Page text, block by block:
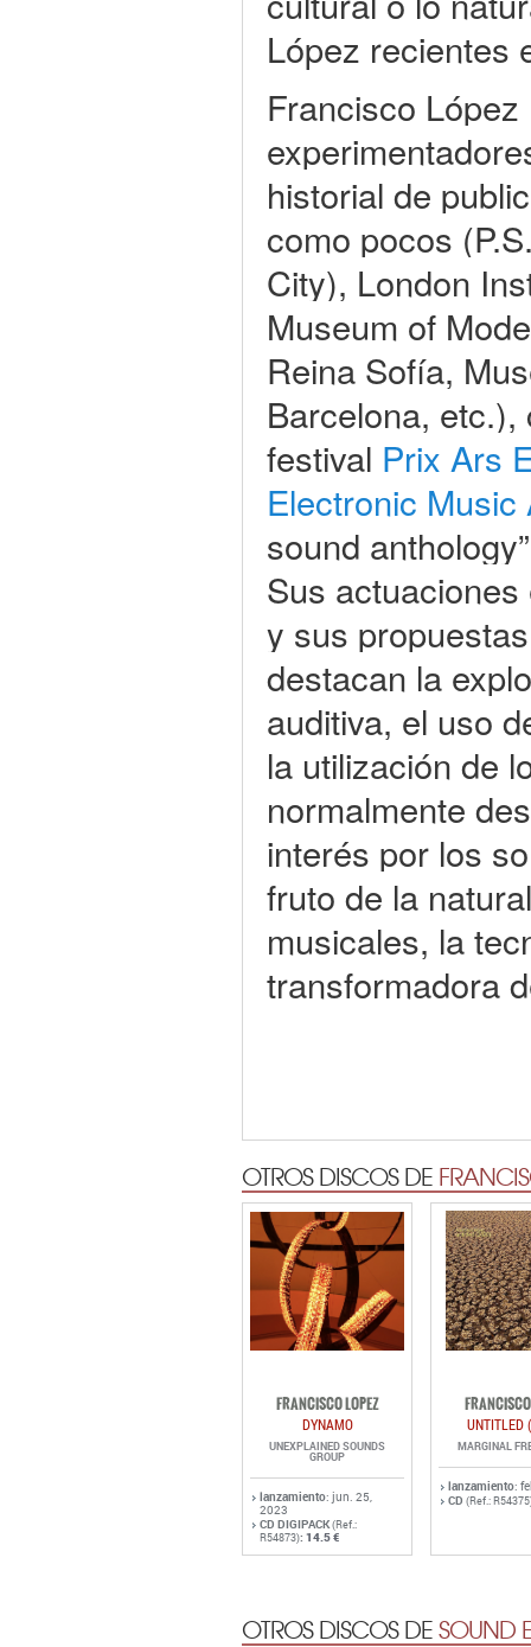
López recientes
Francisco
historial de
como pocos
City), London
Museum of
Reina Sofía,
Barcelona,
festival Prix Ars
Electronic
sound
Sus
y sus
destacan la
auditiva, el uso
la utilización de
normalmente
interés por los
fruto de la
musicales, la
transformadora
OTROS DISCOS DE
FRANCISCO LOPEZ
DYNAMO
UNEXPLAINED SOUNDS
GROUP
lanzamiento: jun. 25,
2023
CD DIGIPACK(Ref.:
R54873): 14.5 €
UNTITLED
MARGINAL
lanzamiento:
CD (Ref.:
OTROS DISCOS DESOUND